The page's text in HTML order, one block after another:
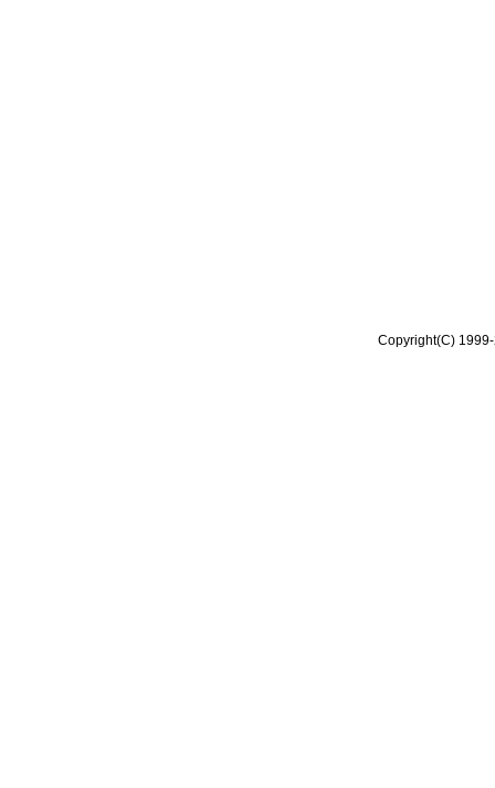
Copyright(C)